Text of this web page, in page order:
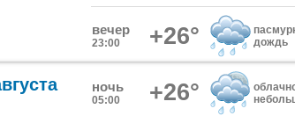
вечер
23:00 +26°
дождь
ночь
05:00 +26°